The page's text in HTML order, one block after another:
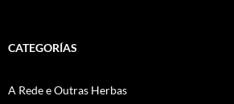
CATEGORÍAS
A Rede e Outras Herbas